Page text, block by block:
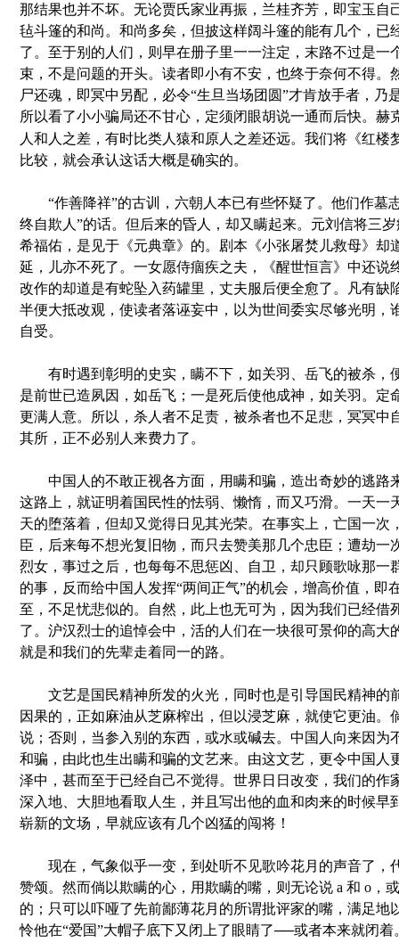
那结果也并不坏。无论贾氏家业再振，兰桂齐芳，即宝玉自
毡斗篷的和尚。和尚多矣，但披这样阔斗篷的能有几个，已
了。至于别的人们，则早在册子里一一注定，末路不过是一
束，不是问题的开头。读者即小有不安，也终于奈何不得。
尸还魂，即冥中另配，必令“生旦当场团圆”才肯放手者，乃
所以看了小小骗局还不甘心，定须闭眼胡说一通而后快。赫
人和人之差，有时比类人猿和原人之差还远。我们将《红楼
比较，就会承认这话大概是确实的。
“作善降祥”的古训，六朝人本已有些怀疑了。他们作墓
终自欺人”的话。但后来的昏人，却又瞒起来。元刘信将三
希福佑，是见于《元典章》的。剧本《小张屠焚儿救母》却
延，儿亦不死了。一女愿侍痼疾之夫，《醒世恒言》中还说
改作的却道是有蛇坠入药罐里，丈夫服后便全愈了。凡有缺
半便大抵改观，使读者落诬妄中，以为世间委实尽够光明，
自受。
有时遇到彰明的史实，瞒不下，如关羽、岳飞的被杀，
是前世已造夙因，如岳飞；一是死后使他成神，如关羽。定
更满人意。所以，杀人者不足责，被杀者也不足悲，冥冥中
其所，正不必别人来费力了。
中国人的不敢正视各方面，用瞒和骗，造出奇妙的逃路
这路上，就证明着国民性的怯弱、懒惰，而又巧滑。一天一
天的堕落着，但却又觉得日见其光荣。在事实上，亡国一次
臣，后来每不想光复旧物，而只去赞美那几个忠臣；遭劫一
烈女，事过之后，也每每不思惩凶、自卫，却只顾歌咏那一
的事，反而给中国人发挥“两间正气”的机会，增高价值，即
至，不足忧悲似的。自然，此上也无可为，因为我们已经借
了。沪汉烈士的追悼会中，活的人们在一块很可景仰的高大
就是和我们的先辈走着同一的路。
文艺是国民精神所发的火光，同时也是引导国民精神的
因果的，正如麻油从芝麻榨出，但以浸芝麻，就使它更油。
说；否则，当参入别的东西，或水或碱去。中国人向来因为
和骗，由此也生出瞒和骗的文艺来。由这文艺，更令中国人
泽中，甚而至于已经自己不觉得。世界日日改变，我们的作
深入地、大胆地看取人生，并且写出他的血和肉来的时候早
崭新的文场，早就应该有几个凶猛的闯将！
现在，气象似乎一变，到处听不见歌吟花月的声音了，
赞颂。然而倘以欺瞒的心，用欺瞒的嘴，则无论说 a 和 o，
的；只可以吓哑了先前鄙薄花月的所谓批评家的嘴，满足地
怜他在“爱国”大帽子底下又闭上了眼睛了──或者本来就闭着